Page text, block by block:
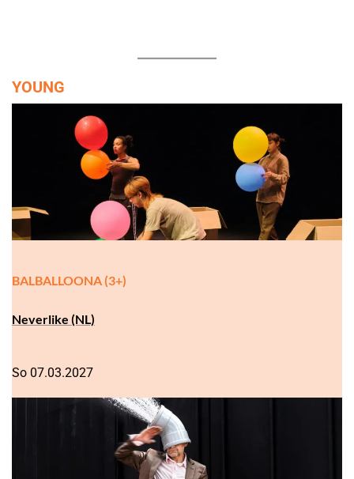
YOUNG
BALBALLOONA (3+)
Neverlike (NL)
So 07.03.2027